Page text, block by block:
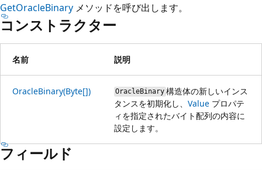
GetOracleBinary メソッドを呼び出します。
コンストラクター
名前 説明
OracleBinary(Byte[]) OracleBinary 構造体の新しいインス
タンスを初期化し、 Value プロパテ
ィを指定されたバイト配列の内容に
設定します。
フィールド